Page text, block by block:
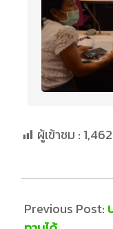
ผู้เข้าชม : 1,462
Previous Post: